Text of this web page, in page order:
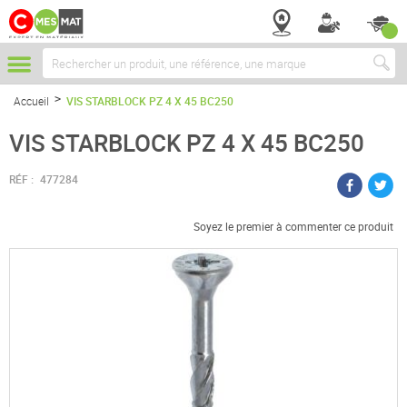
Chercher
Accueil VIS STARBLOCK PZ 4 X 45 BC250
VIS STARBLOCK PZ 4 X 45 BC250
RÉF : 477284
Soyez le premier à commenter ce produit
Passer